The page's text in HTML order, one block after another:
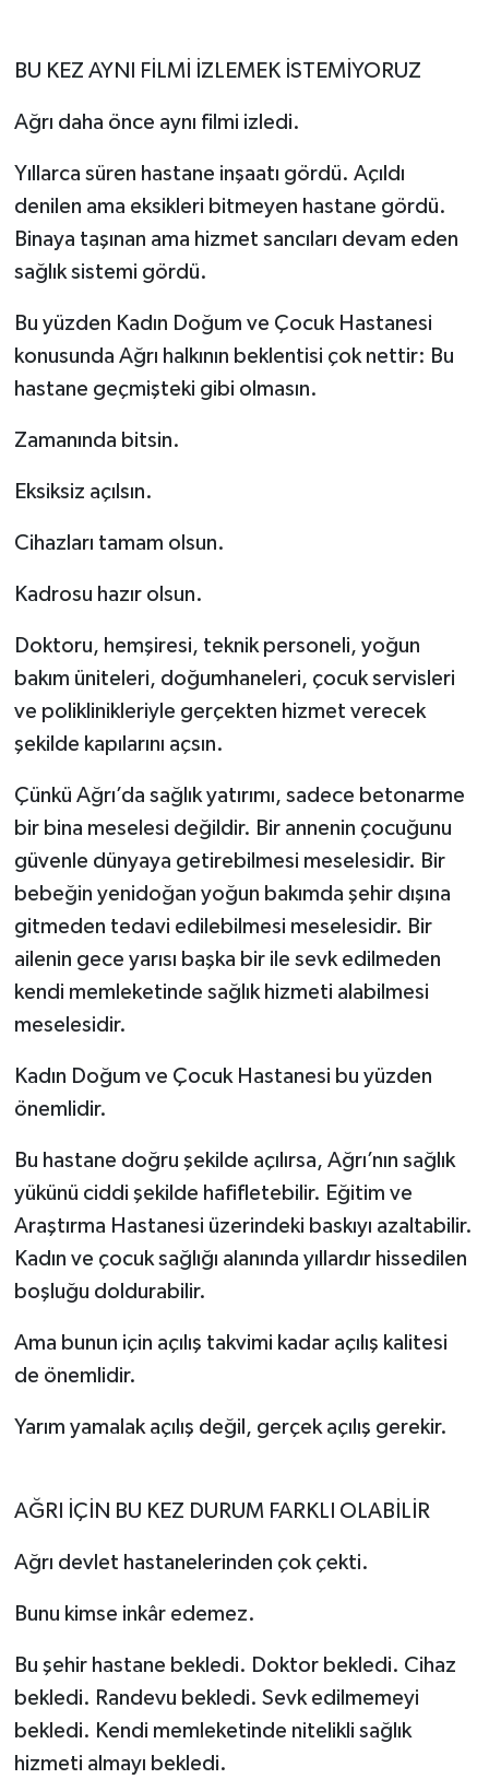
BU KEZ AYNI FİLMİ İZLEMEK İSTEMİYORUZ
Ağrı daha önce aynı filmi izledi.
Yıllarca süren hastane inşaatı gördü. Açıldı
denilen ama eksikleri bitmeyen hastane gördü.
Binaya taşınan ama hizmet sancıları devam eden
sağlık sistemi gördü.
Bu yüzden Kadın Doğum ve Çocuk Hastanesi
konusunda Ağrı halkının beklentisi çok nettir: Bu
hastane geçmişteki gibi olmasın.
Zamanında bitsin.
Eksiksiz açılsın.
Cihazları tamam olsun.
Kadrosu hazır olsun.
Doktoru, hemşiresi, teknik personeli, yoğun
bakım üniteleri, doğumhaneleri, çocuk servisleri
ve poliklinikleriyle gerçekten hizmet verecek
şekilde kapılarını açsın.
Çünkü Ağrı’da sağlık yatırımı, sadece betonarme
bir bina meselesi değildir. Bir annenin çocuğunu
güvenle dünyaya getirebilmesi meselesidir. Bir
bebeğin yenidoğan yoğun bakımda şehir dışına
gitmeden tedavi edilebilmesi meselesidir. Bir
ailenin gece yarısı başka bir ile sevk edilmeden
kendi memleketinde sağlık hizmeti alabilmesi
meselesidir.
Kadın Doğum ve Çocuk Hastanesi bu yüzden
önemlidir.
Bu hastane doğru şekilde açılırsa, Ağrı’nın sağlık
yükünü ciddi şekilde hafifletebilir. Eğitim ve
Araştırma Hastanesi üzerindeki baskıyı azaltabilir.
Kadın ve çocuk sağlığı alanında yıllardır hissedilen
boşluğu doldurabilir.
Ama bunun için açılış takvimi kadar açılış kalitesi
de önemlidir.
Yarım yamalak açılış değil, gerçek açılış gerekir.
AĞRI İÇİN BU KEZ DURUM FARKLI OLABİLİR
Ağrı devlet hastanelerinden çok çekti.
Bunu kimse inkâr edemez.
Bu şehir hastane bekledi. Doktor bekledi. Cihaz
bekledi. Randevu bekledi. Sevk edilmemeyi
bekledi. Kendi memleketinde nitelikli sağlık
hizmeti almayı bekledi.